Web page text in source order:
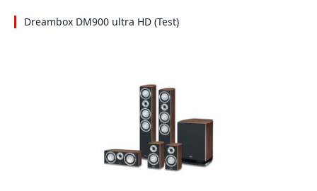
Dreambox DM900 ultra HD (Test)